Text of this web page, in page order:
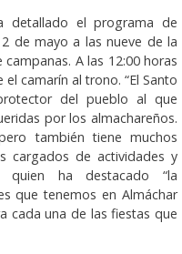
detallado el programa de
de mayo a las nueve de la
A las 12:00 horas
camarín al trono. “El Santo
del pueblo al que
por los almachareños.
también tiene muchos
cargados de actividades y
quien ha destacado “la
que tenemos en Almáchar
cada una de las fiestas que